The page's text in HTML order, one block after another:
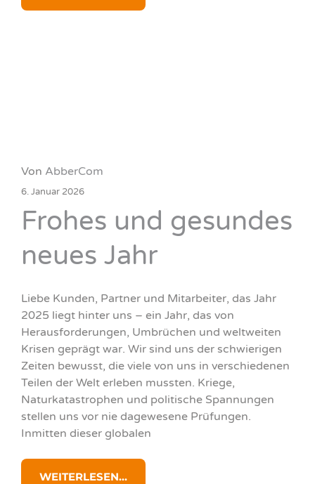
Von AbberCom
6. Januar 2026
Frohes und gesundes
neues Jahr
Liebe Kunden, Partner und Mitarbeiter, das Jahr
2025 liegt hinter uns – ein Jahr, das von
Herausforderungen, Umbrüchen und weltweiten
Krisen geprägt war. Wir sind uns der schwierigen
Zeiten bewusst, die viele von uns in verschiedenen
Teilen der Welt erleben mussten. Kriege,
Naturkatastrophen und politische Spannungen
stellen uns vor nie dagewesene Prüfungen.
Inmitten dieser globalen
WEITERLESEN...